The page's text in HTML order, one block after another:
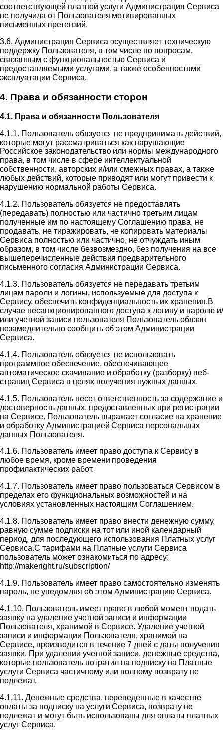
соответствующей платной услуги Администрация Сервиса
не получила от Пользователя мотивированных
письменных претензий.
3.6. Администрация Сервиса осуществляет техническую
поддержку Пользователя, в том числе по вопросам,
связанным с функциональностью Сервиса и
предоставляемыми услугами, а также особенностями
эксплуатации Сервиса.
4. Права и обязанности сторон
4.1. Права и обязанности Пользователя
4.1.1. Пользователь обязуется не предпринимать действий,
которые могут рассматриваться как нарушающие
Российское законодательство или нормы международного
права, в том числе в сфере интеллектуальной
собственности, авторских и/или смежных правах, а также
любых действий, которые приводят или могут привести к
нарушению нормальной работы Сервиса.
4.1.2. Пользователь обязуется не предоставлять
(передавать) полностью или частично третьим лицам
полученные им по настоящему Соглашению права, не
продавать, не тиражировать, не копировать материалы
Сервиса полностью или частично, не отчуждать иным
образом, в том числе безвозмездно, без получения на все
вышеперечисленные действия предварительного
письменного согласия Администрации Сервиса.
4.1.3. Пользователь обязуется не передавать третьим
лицам пароли и логины, используемые для доступа к
Сервису, обеспечить конфиденциальность их хранения.В
случае несанкционированного доступа к логину и паролю и/
или учетной записи пользователя Пользователь обязан
незамедлительно сообщить об этом Администрации
Сервиса.
4.1.4. Пользователь обязуется не использовать
программное обеспечение, обеспечивающее
автоматическое скачивание и обработку (разборку) веб-
страниц Сервиса в целях получения нужных данных.
4.1.5. Пользователь несет ответственность за содержание и
достоверность данных, предоставленных при регистрации
на Сервисе. Пользователь выражает согласие на хранение
и обработку Администрацией Сервиса персональных
данных Пользователя.
4.1.6. Пользователь имеет право доступа к Сервису в
любое время, кроме времени проведения
профилактических работ.
4.1.7. Пользователь имеет право пользоваться Сервисом в
пределах его функциональных возможностей и на
условиях установленных настоящим Соглашением.
4.1.8. Пользователь имеет право внести денежную сумму,
равную сумме подписки на тот или иной календарный
период, для последующего использования Платных услуг
Сервиса.С тарифами на Платные услуги Сервиса
пользователь может ознакомиться по адресу:
http://makeright.ru/subscription/
4.1.9. Пользователь имеет право самостоятельно изменять
пароль, не уведомляя об этом Администрацию Сервиса.
4.1.10. Пользователь имеет право в любой момент подать
заявку на удаление учетной записи и информации
Пользователя, хранимой в Сервисе. Удаление учетной
записи и информации Пользователя, хранимой на
Сервисе, производится в течение 7 дней с даты получения
заявки. При удалении учетной записи, денежные средства,
которые пользователь потратил на подписку на Платные
услуги Сервиса частичному или полному возврату не
подлежат.
4.1.11. Денежные средства, переведенные в качестве
оплаты за подписку на услуги Сервиса, возврату не
подлежат и могут быть использованы для оплаты платных
услуг Сервиса.